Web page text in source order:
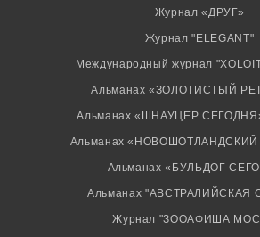
Журнал «ДРУГ»
Журнал "ELEGANT"
Международный журнал
Альманах «ЗОЛОТИСТЫЙ
Альманах «ШНАУЦЕР
Альманах «НОВОШОТЛАНДСКИЙ
Альманах «БУЛЬДОГ
Альманах "АВСТРАЛИЙСКАЯ
Журнал "ЗООАФИША